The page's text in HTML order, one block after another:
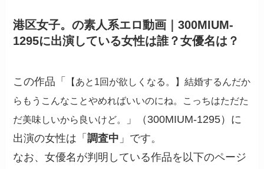
港区女子。の素人系エロ動画｜300MIUM-
1295に出演している女性は誰？女優名は？
この作品「
【あと1回が欲しくなる。】結婚するんだか
らもうこんなことやめればいいのにね。こっちはただた
だ美味しいから良いけど。
」（300MIUM-1295）に
出演の女性は「調査中 」です。
なお、女優名が判明している作品を以下のページ